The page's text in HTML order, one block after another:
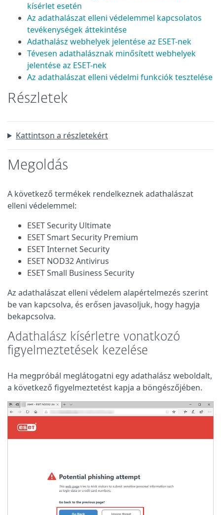
kísérlet esetén
Az adathalászat elleni védelemmel kapcsolatos
tevékenységek áttekintése
Adathalász webhelyek jelentése az ESET-nek
Tévesen adathalásznak minősített webhelyek
jelentése az ESET-nek
Az adathalászat elleni védelmi funkciók tesztelése
Részletek
Kattintson a részletekért
Megoldás
A következő termékek rendelkeznek adathalászat
elleni védelemmel:
ESET Security Ultimate
ESET Smart Security Premium
ESET Internet Security
ESET NOD32 Antivirus
ESET Small Business Security
Az adathalászat elleni védelem alapértelmezés szerint
be van kapcsolva, és erősen javasoljuk, hogy hagyja
bekapcsolva.
Adathalász kísérletre vonatkozó
figyelmeztetések kezelése
Ha megpróbál meglátogatni egy adathalász weboldalt,
a következő figyelmeztetést kapja a böngészőjében.